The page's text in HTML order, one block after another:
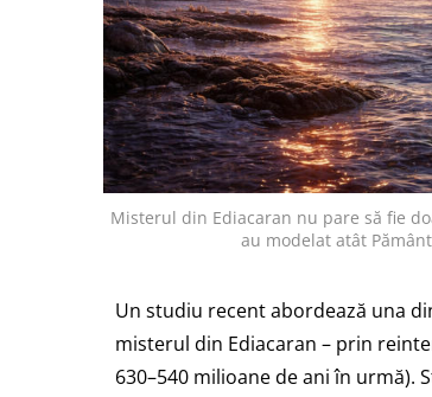
Misterul din Ediacaran nu pare să fie
au modelat atât
Un studiu recent abordează una
misterul din Ediacaran – prin
630–540 milioane de ani în